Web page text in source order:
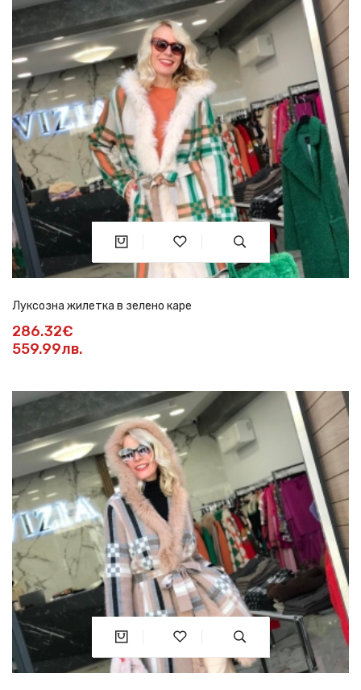
Луксозна жилетка в зелено каре
286.32€
559.99лв.